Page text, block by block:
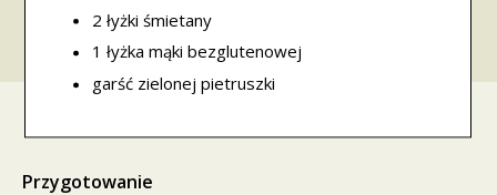
2 łyżki śmietany
1 łyżka mąki bezglutenowej
garść zielonej pietruszki
Przygotowanie